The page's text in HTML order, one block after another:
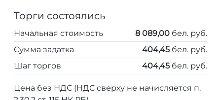
Торги состоялись
Начальная стоимость 8 089,00 бел. руб.
Сумма задатка
404,45 бел. руб.
Шаг торгов
404,45 бел. руб.
Цена без НДС (НДС сверху не начисляется п.